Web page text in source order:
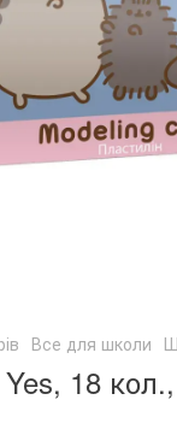
Все для школи
18